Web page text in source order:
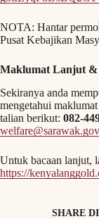
NOTA: Hantar
Pusat Kebajikan
Maklumat Lanjut &
Sekiranya anda
mengetahui
talian berikut: 082-
Untuk bacaan lanjut,
https://
SHARE